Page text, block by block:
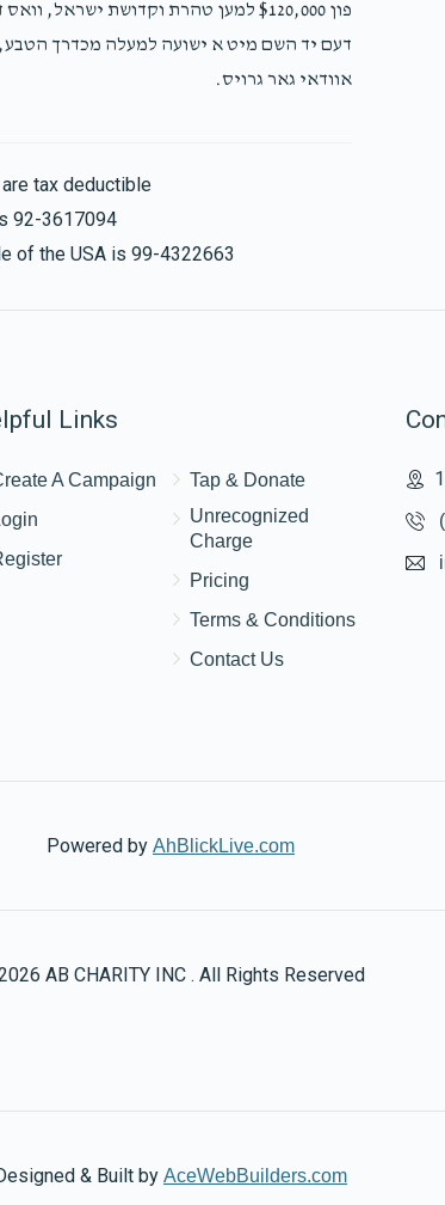
פון $120,000 למען טהרת וקדושת
דעם יד השם מיט א ישועה למעלה מכדרך הטבע,
אוודאי גאר גרויס.
are tax deductible
92-3617094
of the USA is 99-4322663
Links
A Campaign
Tap & Donate
Unrecognized
Charge
Pricing
Terms & Conditions
Contact Us
Powered by AhBlickLive.com
AB CHARITY INC . All Rights Reserved
& Built by AceWebBuilders.com